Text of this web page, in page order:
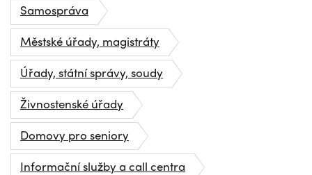
Samospráva
Městské úřady, magistráty
Úřady, státní správy, soudy
Živnostenské úřady
Domovy pro seniory
Informační služby a call centra